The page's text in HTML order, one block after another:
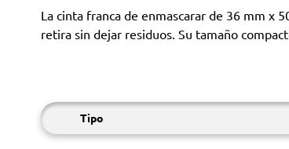
La cinta franca de enmascarar de 36 mm x
retira sin dejar residuos. Su tamaño
Tipo